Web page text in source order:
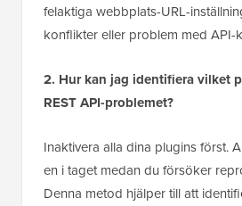
felaktiga webbplats-URL-
konflikter eller problem med API-
2. Hur kan jag identifiera vilket
REST API-problemet?
Inaktivera alla dina plugins först.
en i taget medan du försöker
Denna metod hjälper till att